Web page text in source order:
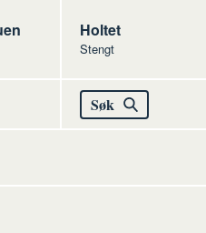
Jacobs
Holtet
Stengt
Søk